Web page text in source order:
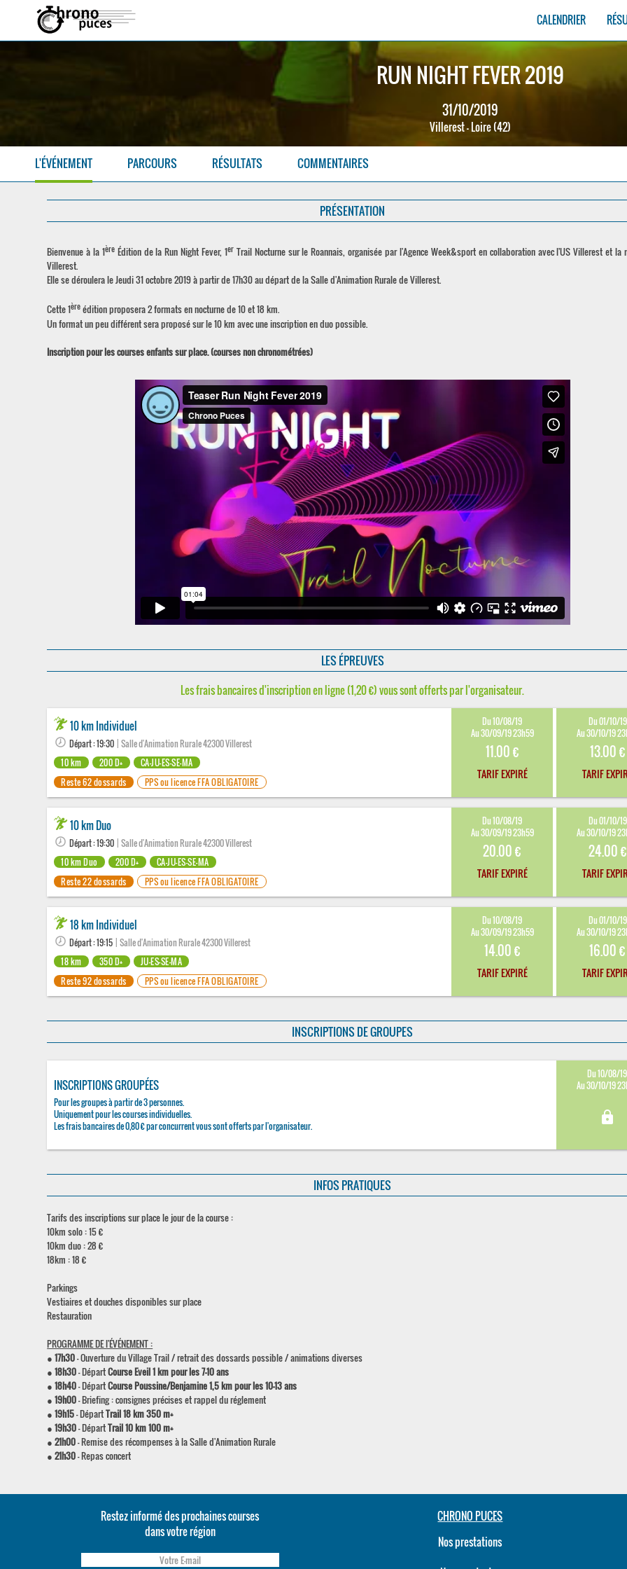
CALENDRIER
RUN NIGHT FEVER 2019
31/10/2019
Villerest - Loire (42)
L'ÉVÉNEMENT PARCOURS RÉSULTATS COMMENTAIRES
PRÉSENTATION
Bienvenue à la 1èreÉdition de la Run Night Fever, 1erTrail Nocturne sur le Roannais, organisée par l'Agence Week&sport en collaboration avec l'US Villerest et la
Villerest.
Elle se déroulera le Jeudi 31 octobre 2019 à partir de 17h30 au départ de la Salle d'Animation Rurale de Villerest.
Cette 1èreédition proposera 2 formats en nocturne de 10 et 18 km.
Un format un peu différent sera proposé sur le 10 km avec une inscription en duo possible.
Inscription pour les courses enfants sur place. (courses non chronométrées)
LES ÉPREUVES
Les frais bancaires d'inscription en ligne (1,20 €) vous sont offerts par l'organisateur.
10 km Individuel
Départ : 19:30 | Salle d'Animation Rurale 42300 Villerest
10 km
200 D+
CA-JU-ES-SE-MA
Reste 62 dossards
PPS ou licence FFA OBLIGATOIRE
Du 10/08/19
Au 30/09/19 23h59
11.00 €
TARIF EXPIRÉ
Du 01/10/19
Au 30/10/19
13.00 €
TARIF
10 km Duo
Départ : 19:30 | Salle d'Animation Rurale 42300 Villerest
10 km Duo
200 D+
CA-JU-ES-SE-MA
Reste 22 dossards
PPS ou licence FFA OBLIGATOIRE
Du 10/08/19
Au 30/09/19 23h59
20.00 €
TARIF EXPIRÉ
Du 01/10/19
Au 30/10/19
24.00 €
TARIF
18 km Individuel
Départ : 19:15 | Salle d'Animation Rurale 42300 Villerest
18 km
350 D+
JU-ES-SE-MA
Reste 92 dossards
PPS ou licence FFA OBLIGATOIRE
Du 10/08/19
Au 30/09/19 23h59
14.00 €
TARIF EXPIRÉ
Du 01/10/19
Au 30/10/19
16.00 €
TARIF
INSCRIPTIONS DE GROUPES
INSCRIPTIONS GROUPÉES
Pour les groupes à partir de 3 personnes.
Uniquement pour les courses individuelles.
Les frais bancaires de 0,80 € par concurrent vous sont offerts par l'organisateur.
Du 10/08/19
Au 30/10/19
lock
INFOS PRATIQUES
Tarifs des inscriptions sur place le jour de la course :
10km solo : 15 €
10km duo : 28 €
18km : 18 €
Parkings
Vestiaires et douches disponibles sur place
Restauration
PROGRAMME DE l'ÉVÉNEMENT :
●17h30- Ouverture du Village Trail / retrait des dossards possible / animations diverses
●18h30- DépartCourse Eveil 1 km pour les 7-10 ans
●18h40- DépartCourse Poussine/Benjamine 1,5 km pour les 10-13 ans
●19h00- Briefing : consignes précises et rappel du réglement
●19h15- DépartTrail 18 km 350 m+
●19h30- DépartTrail 10 km 100 m+
●21h00- Remise des récompenses à la Salle d'Animation Rurale
●21h30- Repas concert
Restez informé des prochaines courses
dans votre région
CHRONO PUCES
Nos prestations